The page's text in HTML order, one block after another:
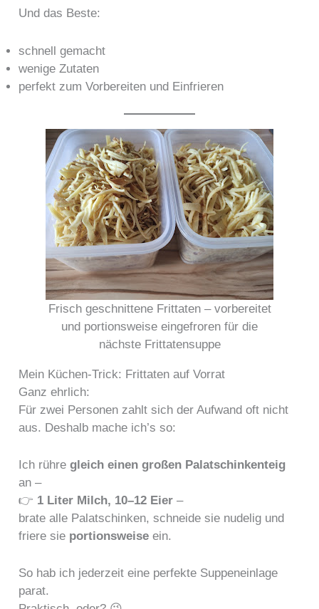
Und das Beste:
schnell gemacht
wenige Zutaten
perfekt zum Vorbereiten und Einfrieren
Frisch geschnittene Frittaten – vorbereitet
und portionsweise eingefroren für die
nächste Frittatensuppe
Mein Küchen-Trick: Frittaten auf Vorrat
Ganz ehrlich:
Für zwei Personen zahlt sich der Aufwand oft nicht
aus. Deshalb mache ich’s so:
Ich rühregleich einen großen Palatschinkenteig
an –
👉 1 Liter Milch, 10–12 Eier –
brate alle Palatschinken, schneide sie nudelig und
friere sie portionsweise ein.
So hab ich jederzeit eine perfekte Suppeneinlage
parat.